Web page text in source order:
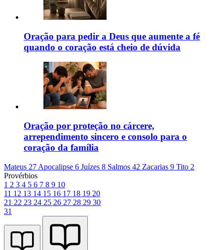
Oração para pedir a Deus que aumente a fé
quando o coração está cheio de dúvida
Oração por proteção no cárcere,
arrependimento sincero e consolo para o
coração da família
Mateus 27 Apocalipse 6 Juízes 8 Salmos 42 Zacarias 9 Tito 2
Provérbios
1 2 3 4 5 6 7 8 9 10
11 12 13 14 15 16 17 18 19 20
21 22 23 24 25 26 27 28 29 30
31